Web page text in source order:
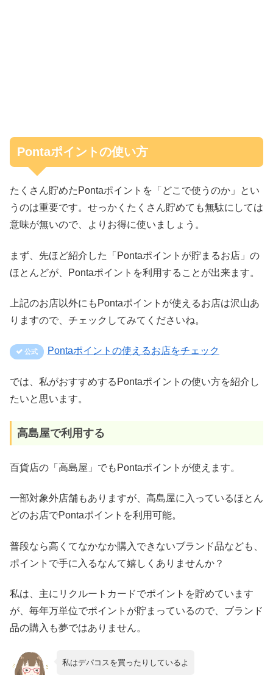
Pontaポイントの使い方
たくさん貯めたPontaポイントを「どこで使うのか」とい
うのは重要です。せっかくたくさん貯めても無駄にしては
意味が無いので、よりお得に使いましょう。
まず、先ほど紹介した「Pontaポイントが貯まるお店」の
ほとんどが、Pontaポイントを利用することが出来ます。
上記のお店以外にもPontaポイントが使えるお店は沢山あ
りますので、チェックしてみてくださいね。
Pontaポイントの使えるお店をチェック
では、私がおすすめするPontaポイントの使い方を紹介し
たいと思います。
高島屋で利用する
百貨店の「高島屋」でもPontaポイントが使えます。
一部対象外店舗もありますが、高島屋に入っているほとん
どのお店でPontaポイントを利用可能。
普段なら高くてなかなか購入できないブランド品なども、
ポイントで手に入るなんて嬉しくありませんか？
私は、主にリクルートカードでポイントを貯めています
が、毎年万単位でポイントが貯まっているので、ブランド
品の購入も夢ではありません。
私はデパコスを買ったりしているよ